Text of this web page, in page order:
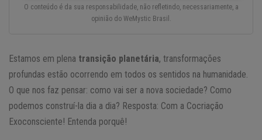
O conteúdo é da sua responsabilidade, não refletindo, necessariamente, a
opinião do WeMystic Brasil.
Estamos em plena transição planetária, transformações
profundas estão ocorrendo em todos os sentidos na humanidade.
O que nos faz pensar: como vai ser a nova sociedade? Como
podemos construí-la dia a dia? Resposta: Com a Cocriação
Exoconsciente! Entenda porquê!